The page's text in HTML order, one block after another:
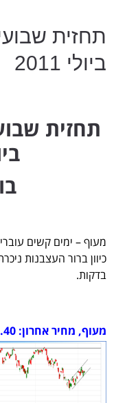
ביולי 2011
מעוף – ימים קשים
כיוון ברור העצבנות
בדקות.
מעוף, מחיר אחרון: 1251.40